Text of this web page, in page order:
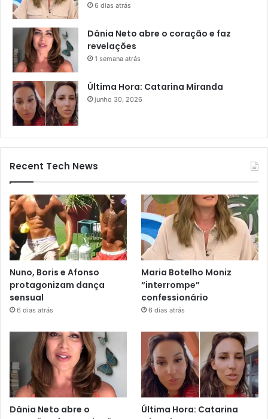
6 dias atrás
Dânia Neto abre o coração e faz
revelações
1 semana atrás
Última Hora: Catarina Miranda
junho 30, 2026
Recent Tech News
Nuno, Boris e Afonso
protagonizam dança
sensual
6 dias atrás
Maria Botelho Moniz
“interrompe”
confessionário
6 dias atrás
Dânia Neto abre o
Última Hora: Catarina